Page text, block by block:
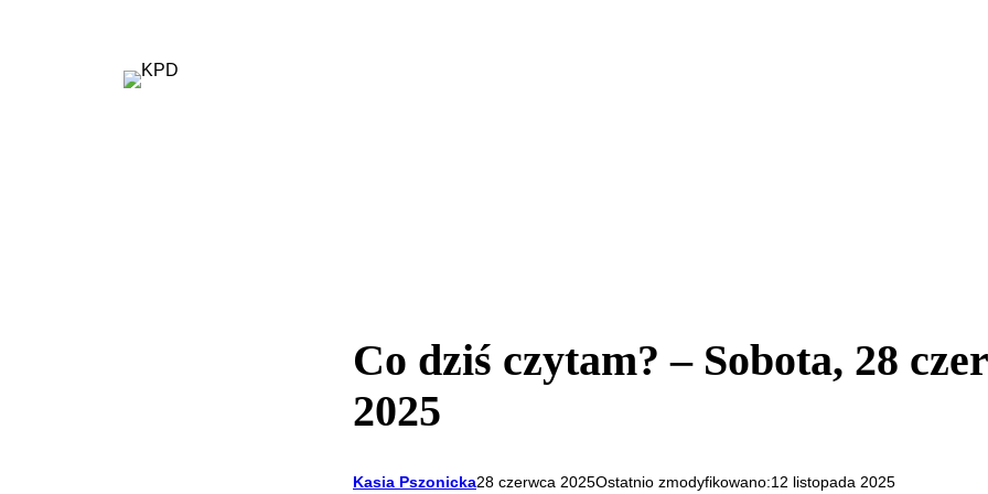
Co dziś czytam? – Sobota, 28
2025
Kasia Pszonicka28 czerwca 2025Ostatnio zmodyfikowano:12 listopada 2025